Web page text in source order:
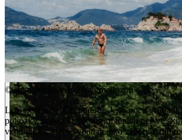
©shaparenko.vika27@gmail.com
Léto není jen roční období. Je to pocit světla,
pokožky, barvy, které působí tepleji než ve
vzpomínky, které vypadají jako záběry z filmu.